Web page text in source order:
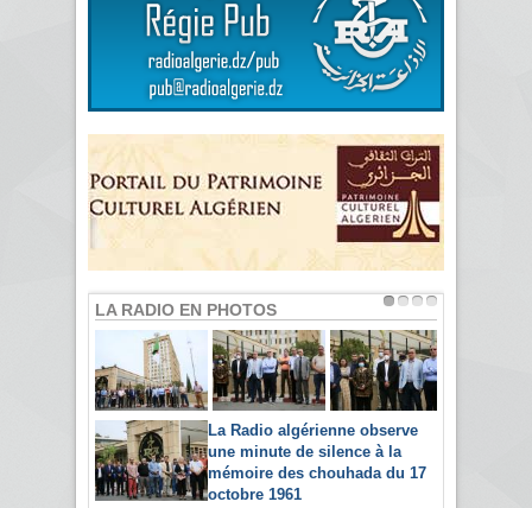
LA RADIO EN PHOTOS
La Radio algérienne observe
une minute de silence à la
mémoire des chouhada du 17
octobre 1961